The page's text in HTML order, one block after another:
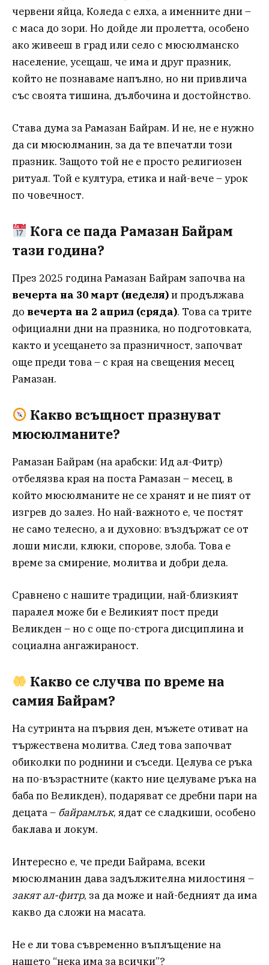
червени яйца, Коледа с елха, а именните дни –
с маса до зори. Но дойде ли пролетта, особено
ако живееш в град или село с мюсюлманско
население, усещаш, че има и друг празник,
който не познаваме напълно, но ни привлича
със своята тишина, дълбочина и достойнство.
Става дума за Рамазан Байрам. И не, не е нужно
да си мюсюлманин, за да те впечатли този
празник. Защото той не е просто религиозен
ритуал. Той е култура, етика и най-вече – урок
по човечност.
Кога се пада Рамазан Байрам
тази година?
През 2025 година Рамазан Байрам започва на
вечерта на 30 март (неделя)и продължава
до вечерта на 2 април (сряда). Това са трите
официални дни на празника, но подготовката,
както и усещането за празничност, започват
още преди това – с края на свещения месец
Рамазан.
Какво всъщност празнуват
мюсюлманите?
Рамазан Байрам (на арабски: Ид ал-Фитр)
отбелязва края на поста Рамазан – месец, в
който мюсюлманите не се хранят и не пият от
изгрев до залез. Но най-важното е, че постят
не само телесно, а и духовно: въздържат се от
лоши мисли, клюки, спорове, злоба. Това е
време за смирение, молитва и добри дела.
Сравнено с нашите традиции, най-близкият
паралел може би е Великият пост преди
Великден – но с още по-строга дисциплина и
социална ангажираност.
Какво се случва по време на
самия Байрам?
На сутринта на първия ден, мъжете отиват на
тържествена молитва. След това започват
обиколки по роднини и съседи. Целува се ръка
на по-възрастните (както ние целуваме ръка на
баба по Великден), подаряват се дребни пари на
децата – байрамлък, ядат се сладкиши, особено
баклава и локум.
Интересно е, че преди Байрама, всеки
мюсюлманин дава задължителна милостиня –
закят ал-фитр, за да може и най-бедният да има
какво да сложи на масата.
Не е ли това съвременно въплъщение на
нашето “нека има за всички”?